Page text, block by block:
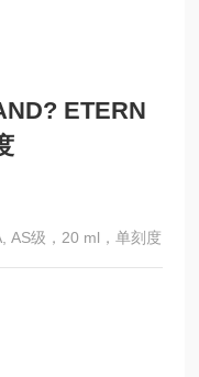
ETERN
AS级，20 ml，单刻度